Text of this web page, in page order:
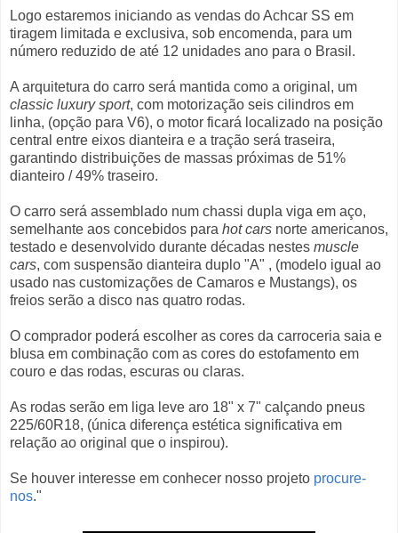
Logo estaremos iniciando as vendas do Achcar SS em
tiragem limitada e exclusiva, sob encomenda, para um
número reduzido de até 12 unidades ano para o Brasil.
A arquitetura do carro será mantida como a original, um
classic luxury sport, com motorização seis cilindros em
linha, (opção para V6), o motor ficará localizado na posição
central entre eixos dianteira e a tração será traseira,
garantindo distribuições de massas próximas de 51%
dianteiro / 49% traseiro.
O carro será assemblado num chassi dupla viga em aço,
semelhante aos concebidos para hot cars norte americanos,
testado e desenvolvido durante décadas nestes muscle
cars, com suspensão dianteira duplo "A" , (modelo igual ao
usado nas customizações de Camaros e Mustangs), os
freios serão a disco nas quatro rodas.
O comprador poderá escolher as cores da carroceria saia e
blusa em combinação com as cores do estofamento em
couro e das rodas, escuras ou claras.
As rodas serão em liga leve aro 18" x 7" calçando pneus
225/60R18, (única diferença estética significativa em
relação ao original que o inspirou).
Se houver interesse em conhecer nosso projeto procure-
nos."